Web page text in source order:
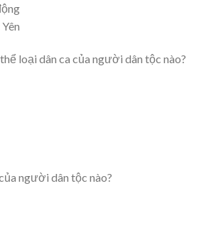
thể loại dân ca của người dân tộc nào?
người dân tộc nào?